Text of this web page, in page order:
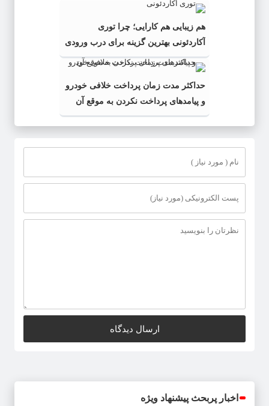
هم زیبایی هم کارایی؛ چرا توری
آکاردئونی بهترین گزینه برای درب ورودی
است؟
حداکثر مدت زمان پرداخت خلافی خودرو
و پیامدهای پرداخت نکردن به موقع آن
اخبار پربحث پیشنهاد ویژه